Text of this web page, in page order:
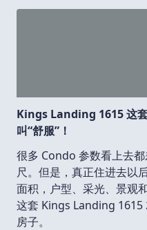
Kings Landing 1615 这
叫“舒服”！
很多 Condo 参数看上去
尺。但是，真正住进去以
面积，户型、采光、景观
这套 Kings Landing 1615
房子。